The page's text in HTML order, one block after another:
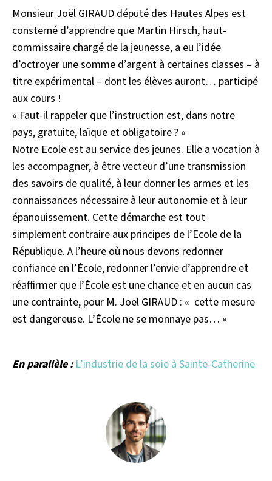
Monsieur Joël GIRAUD député des Hautes Alpes est
consterné d’apprendre que Martin Hirsch, haut-
commissaire chargé de la jeunesse, a eu l’idée
d’octroyer une somme d’argent à certaines classes – à
titre expérimental – dont les élèves auront… participé
aux cours !
« Faut-il rappeler que l’instruction est, dans notre
pays, gratuite, laïque et obligatoire ? »
Notre Ecole est au service des jeunes. Elle a vocation à
les accompagner, à être vecteur d’une transmission
des savoirs de qualité, à leur donner les armes et les
connaissances nécessaire à leur autonomie et à leur
épanouissement. Cette démarche est tout
simplement contraire aux principes de l’Ecole de la
République. A l’heure où nous devons redonner
confiance en l’École, redonner l’envie d’apprendre et
réaffirmer que l’École est une chance et en aucun cas
une contrainte, pour M. Joël GIRAUD : « cette mesure
est dangereuse. L’École ne se monnaye pas… »
En parallèle :L’industrie de la soie à Sainte-Catherine